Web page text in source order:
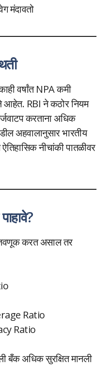
मंदावतो
वर्षांत NPA कमी
आहेत. RBI ने कठोर नियम
करताना अधिक
अहवालानुसार भारतीय
नीचांकी पातळीवर
करत असाल तर
Ratio
Ratio
बँक अधिक सुरक्षित मानली